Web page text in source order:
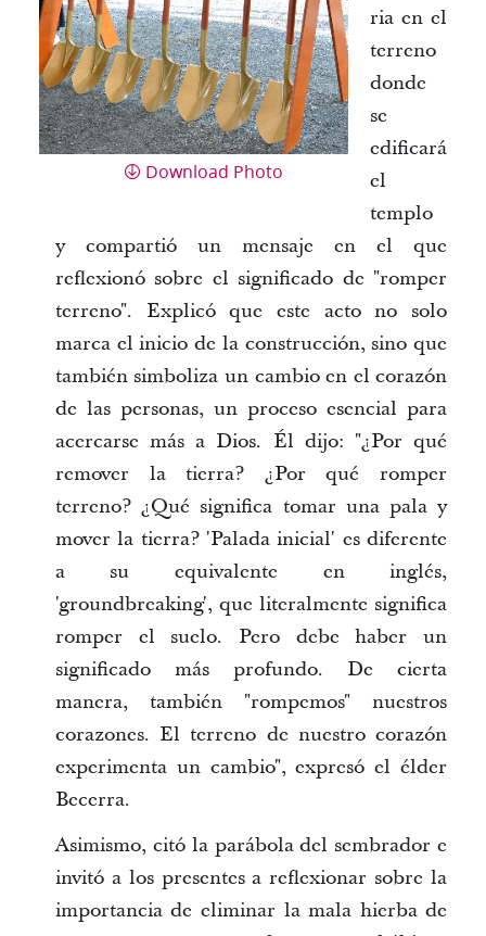
Download Photo
ria en el
terreno
donde
se
edificará
el
templo
y compartió un mensaje en el que
reflexionó sobre el significado de "romper
terreno". Explicó que este acto no solo
marca el inicio de la construcción, sino que
también simboliza un cambio en el corazón
de las personas, un proceso esencial para
acercarse más a Dios. Él dijo: "¿Por qué
remover la tierra? ¿Por qué romper
terreno? ¿Qué significa tomar una pala y
mover la tierra? 'Palada inicial' es diferente
a su equivalente en inglés,
'groundbreaking', que literalmente significa
romper el suelo. Pero debe haber un
significado más profundo. De cierta
manera, también "rompemos" nuestros
corazones. El terreno de nuestro corazón
experimenta un cambio", expresó el élder
Becerra.
Asimismo, citó la parábola del sembrador e
invitó a los presentes a reflexionar sobre la
importancia de eliminar la mala hierba de